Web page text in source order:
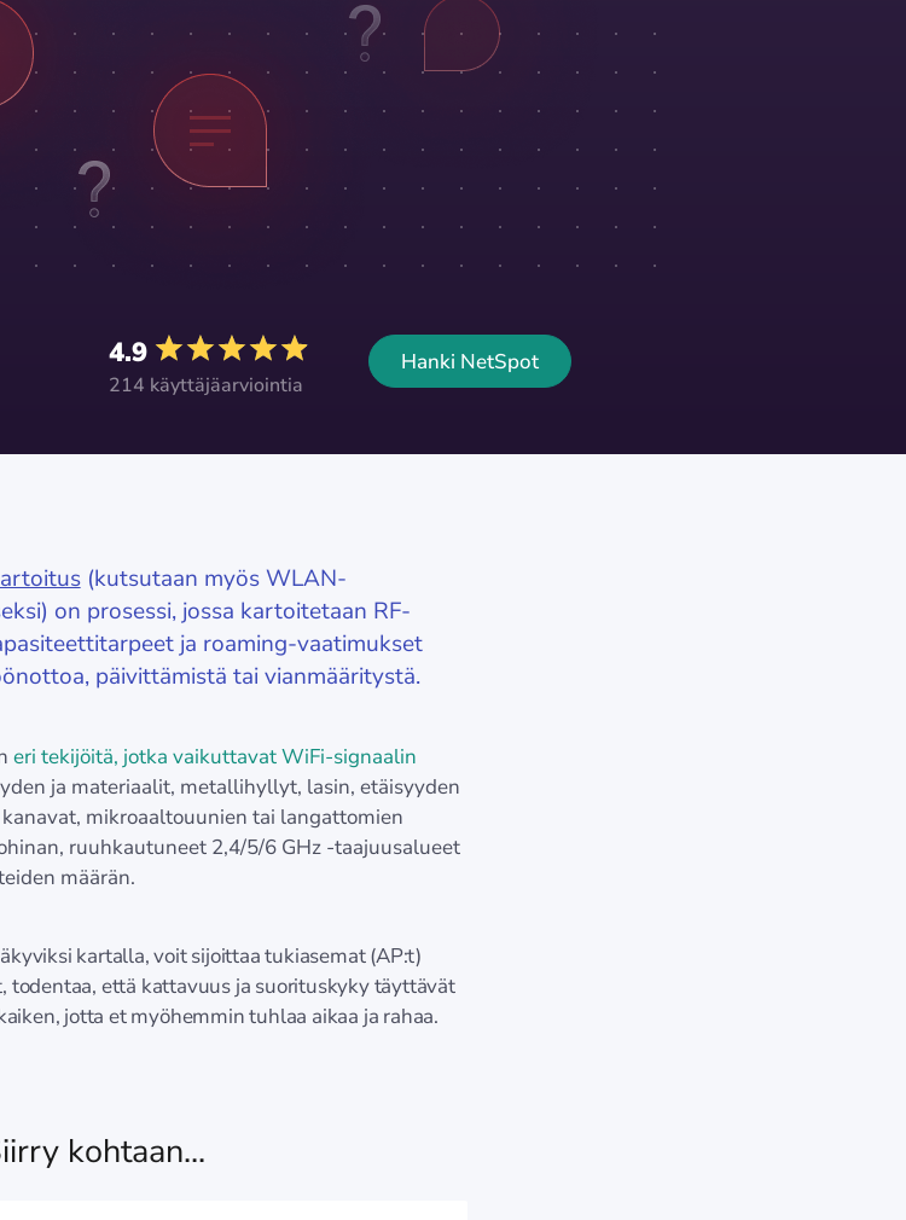
4.9
214 käyttäjäarviointia
Hanki NetSpot
(kutsutaan myös WLAN-
on prosessi, jossa kartoitetaan RF-
ja roaming-vaatimukset
päivittämistä tai vianmääritystä.
eri tekijöitä, jotka vaikuttavat WiFi-signaalin
ja materiaalit, metallihyllyt, lasin, etäisyyden
mikroaaltouunien tai langattomien
ruuhkautuneet 2,4/5/6 GHz -taajuusalueet
määrän.
kartalla, voit sijoittaa tukiasemat (AP:t)
todentaa, että kattavuus ja suorituskyky täyttävät
jotta et myöhemmin tuhlaa aikaa ja rahaa.
kohtaan...